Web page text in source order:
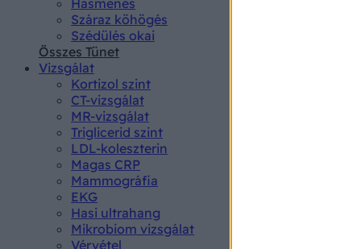
Hasmenés
Száraz köhögés
Szédülés okai
Összes Tünet
Vizsgálat
Kortizol szint
CT-vizsgálat
MR-vizsgálat
Triglicerid szint
LDL-koleszterin
Magas CRP
Mammográfia
EKG
Hasi ultrahang
Mikrobiom vizsgálat
Vérvétel